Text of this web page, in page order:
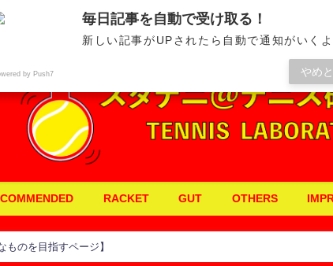
毎日記事が更新されるテニス専門メディア！
RACKET GUT OTHERS
ものを目指すページ】
毎日記事を自動で受け取る！
新しい記事がUPされたら自動で通知がいく
by Push7 やめ